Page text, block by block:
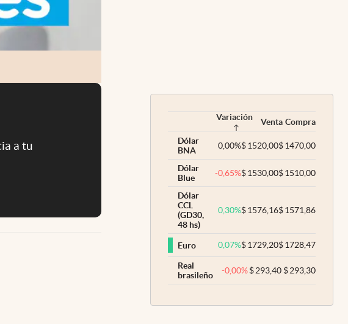
a tu
Variación Venta Compra
Dólar
BNA
0,00%$1520,00$1470,00
Dólar
Blue
-0,65%$1530,00$1510,00
Dólar
CCL
(GD30,
48 hs)
0,30%$1576,16$1571,86
Euro 0,07%$1729,20$1728,47
Real
brasileño
-0,00% $293,40 $293,30